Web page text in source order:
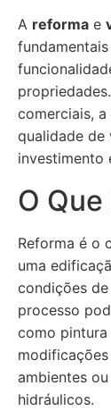
A reforma e
comerciais,
qualidade de
investimento
O Que
Reforma é o
uma
condições
processo
como
ambientes
hidráulicos.